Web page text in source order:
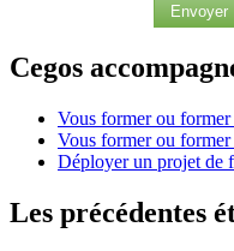
Envoyer
Cegos
Vous former ou former
Vous former ou
Déployer un projet de
Les précédentes